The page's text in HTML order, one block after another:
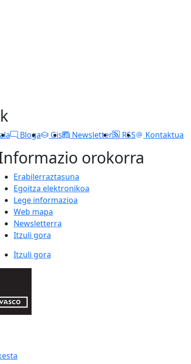
Bloga Gis Newsletter RSS Kontaktua
orokorra
Erabilerraztasuna
Egoitza elektronikoa
Lege informazioa
Web mapa
Newsletterra
Itzuli gora
Itzuli gora